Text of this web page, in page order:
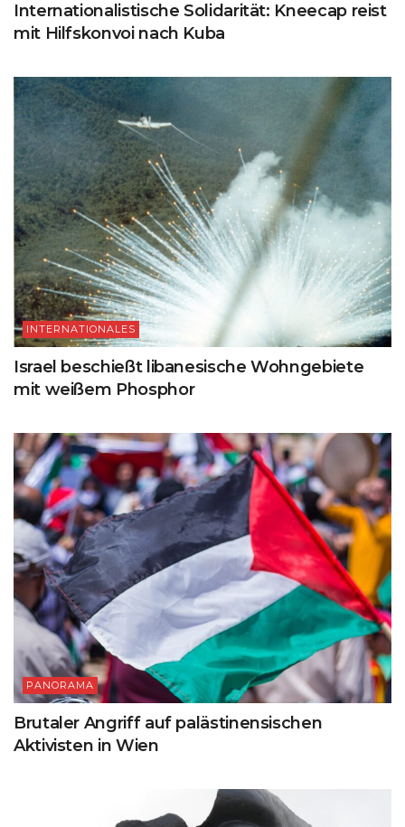
Internationalistische Solidarität: Kneecap reist
mit Hilfskonvoi nach Kuba
INTERNATIONALES
Israel beschießt libanesische Wohngebiete
mit weißem Phosphor
PANORAMA
Brutaler Angriff auf palästinensischen
Aktivisten in Wien